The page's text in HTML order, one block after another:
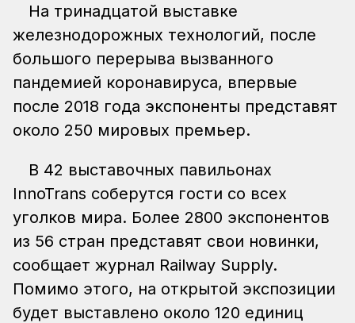
На тринадцатой выставке
железнодорожных технологий, после
большого перерыва вызванного
пандемией коронавируса, впервые
после 2018 года экспоненты представят
около 250 мировых премьер.
В 42 выставочных павильонах
InnoTrans соберутся гости со всех
уголков мира. Более 2800 экспонентов
из 56 стран представят свои новинки,
сообщает журнал Railway Supply.
Помимо этого, на открытой экспозиции
будет выставлено около 120 единиц